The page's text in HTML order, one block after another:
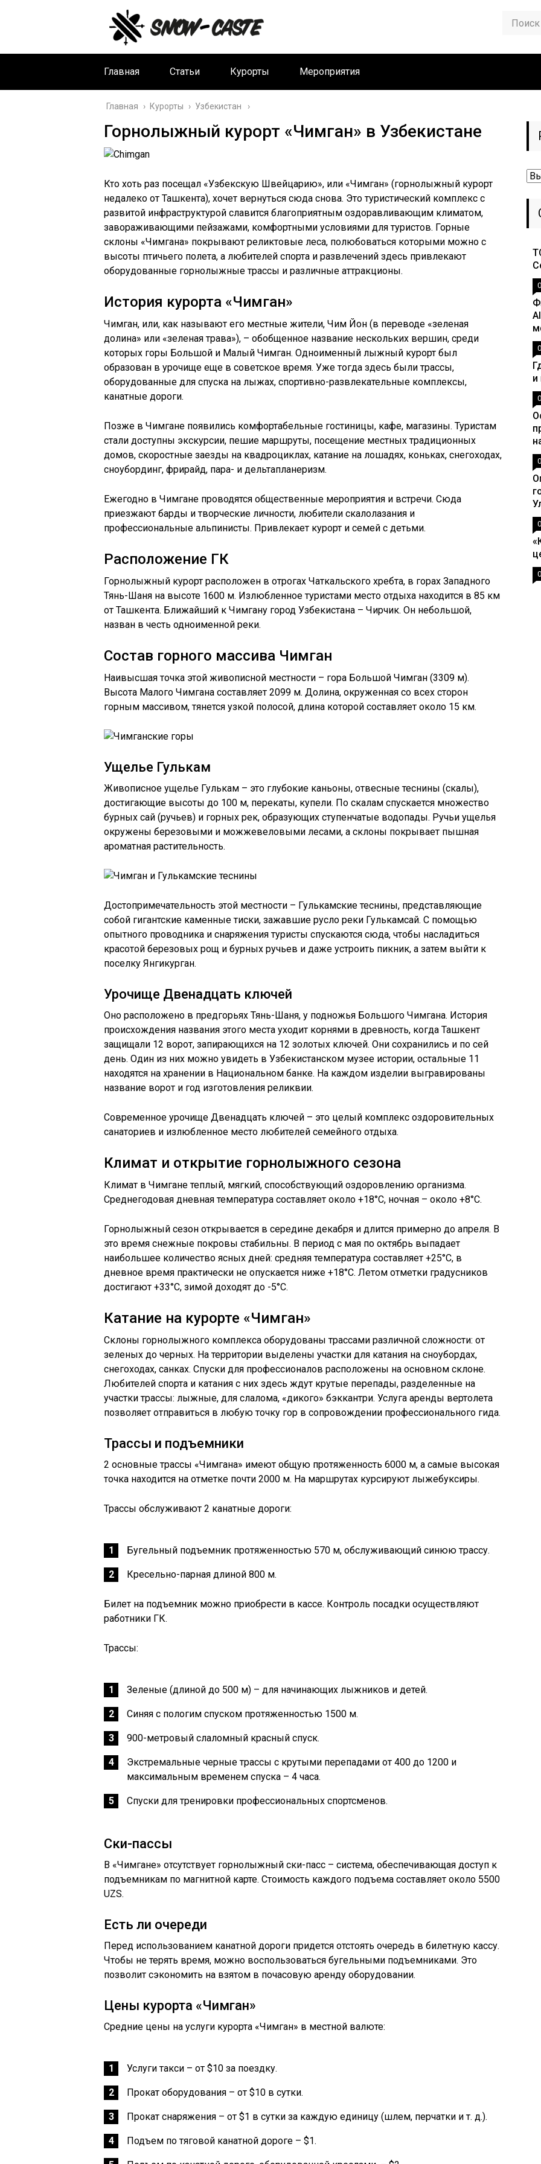
Главная Статьи Курорты Мероприятия
Главная › Курорты › Узбекистан
Горнолыжный курорт «Чимган» в Узбекистане
Кто хоть раз посещал «Узбекскую Швейцарию», или «Чимган» (горнолыжный курорт
недалеко от Ташкента), хочет вернуться сюда снова. Это туристический комплекс с
развитой инфраструктурой славится благоприятным оздоравливающим климатом,
завораживающими пейзажами, комфортными условиями для туристов. Горные
склоны «Чимгана» покрывают реликтовые леса, полюбоваться которыми можно с
высоты птичьего полета, а любителей спорта и развлечений здесь привлекают
оборудованные горнолыжные трассы и различные аттракционы.
История курорта «Чимган»
Чимган, или, как называют его местные жители, Чим Йон (в переводе «зеленая
долина» или «зеленая трава»), – обобщенное название нескольких вершин, среди
которых горы Большой и Малый Чимган. Одноименный лыжный курорт был
образован в урочище еще в советское время. Уже тогда здесь были трассы,
оборудованные для спуска на лыжах, спортивно-развлекательные комплексы,
канатные дороги.
Позже в Чимгане появились комфортабельные гостиницы, кафе, магазины. Туристам
стали доступны экскурсии, пешие маршруты, посещение местных традиционных
домов, скоростные заезды на квадроциклах, катание на лошадях, коньках, снегоходах,
сноубординг, фрирайд, пара- и дельтапланеризм.
Ежегодно в Чимгане проводятся общественные мероприятия и встречи. Сюда
приезжают барды и творческие личности, любители скалолазания и
профессиональные альпинисты. Привлекает курорт и семей с детьми.
Расположение ГК
Горнолыжный курорт расположен в отрогах Чаткальского хребта, в горах Западного
Тянь-Шаня на высоте 1600 м. Излюбленное туристами место отдыха находится в 85 км
от Ташкента. Ближайший к Чимгану город Узбекистана – Чирчик. Он небольшой,
назван в честь одноименной реки.
Состав горного массива Чимган
Наивысшая точка этой живописной местности – гора Большой Чимган (3309 м).
Высота Малого Чимгана составляет 2099 м. Долина, окруженная со всех сторон
горным массивом, тянется узкой полосой, длина которой составляет около 15 км.
Ущелье Гулькам
Живописное ущелье Гулькам – это глубокие каньоны, отвесные теснины (скалы),
достигающие высоты до 100 м, перекаты, купели. По скалам спускается множество
бурных сай (ручьев) и горных рек, образующих ступенчатые водопады. Ручьи ущелья
окружены березовыми и можжевеловыми лесами, а склоны покрывает пышная
ароматная растительность.
Достопримечательность этой местности – Гулькамские теснины, представляющие
собой гигантские каменные тиски, зажавшие русло реки Гулькамсай. С помощью
опытного проводника и снаряжения туристы спускаются сюда, чтобы насладиться
красотой березовых рощ и бурных ручьев и даже устроить пикник, а затем выйти к
поселку Янгикурган.
Урочище Двенадцать ключей
Оно расположено в предгорьях Тянь-Шаня, у подножья Большого Чимгана. История
происхождения названия этого места уходит корнями в древность, когда Ташкент
защищали 12 ворот, запирающихся на 12 золотых ключей. Они сохранились и по сей
день. Один из них можно увидеть в Узбекистанском музее истории, остальные 11
находятся на хранении в Национальном банке. На каждом изделии выгравированы
название ворот и год изготовления реликвии.
Современное урочище Двенадцать ключей – это целый комплекс оздоровительных
санаториев и излюбленное место любителей семейного отдыха.
Климат и открытие горнолыжного сезона
Климат в Чимгане теплый, мягкий, способствующий оздоровлению организма.
Среднегодовая дневная температура составляет около +18°C, ночная – около +8°C.
Горнолыжный сезон открывается в середине декабря и длится примерно до апреля. В
это время снежные покровы стабильны. В период с мая по октябрь выпадает
наибольшее количество ясных дней: средняя температура составляет +25°C, в
дневное время практически не опускается ниже +18°C. Летом отметки градусников
достигают +33°C, зимой доходят до -5°C.
Катание на курорте «Чимган»
Склоны горнолыжного комплекса оборудованы трассами различной сложности: от
зеленых до черных. На территории выделены участки для катания на сноубордах,
снегоходах, санках. Спуски для профессионалов расположены на основном склоне.
Любителей спорта и катания с них здесь ждут крутые перепады, разделенные на
участки трассы: лыжные, для слалома, «дикого» бэккантри. Услуга аренды вертолета
позволяет отправиться в любую точку гор в сопровождении профессионального гида.
Трассы и подъемники
2 основные трассы «Чимгана» имеют общую протяженность 6000 м, а самые высокая
точка находится на отметке почти 2000 м. На маршрутах курсируют лыжебуксиры.
Трассы обслуживают 2 канатные дороги:
Бугельный подъемник протяженностью 570 м, обслуживающий синюю трассу.
Кресельно-парная длиной 800 м.
Билет на подъемник можно приобрести в кассе. Контроль посадки осуществляют
работники ГК.
Трассы:
Зеленые (длиной до 500 м) – для начинающих лыжников и детей.
Синяя с пологим спуском протяженностью 1500 м.
900-метровый слаломный красный спуск.
Экстремальные черные трассы с крутыми перепадами от 400 до 1200 и
максимальным временем спуска – 4 часа.
Спуски для тренировки профессиональных спортсменов.
Ски-пассы
В «Чимгане» отсутствует горнолыжный ски-пасс – система, обеспечивающая доступ к
подъемникам по магнитной карте. Стоимость каждого подъема составляет около 5500
UZS.
Есть ли очереди
Перед использованием канатной дороги придется отстоять очередь в билетную кассу.
Чтобы не терять время, можно воспользоваться бугельными подъемниками. Это
позволит сэкономить на взятом в почасовую аренду оборудовании.
Цены курорта «Чимган»
Средние цены на услуги курорта «Чимган» в местной валюте:
Услуги такси – от $10 за поездку.
Прокат оборудования – от $10 в сутки.
Прокат снаряжения – от $1 в сутки за каждую единицу (шлем, перчатки и т. д.).
Подъем по тяговой канатной дороге – $1.
0
0
и
0
0
0
0